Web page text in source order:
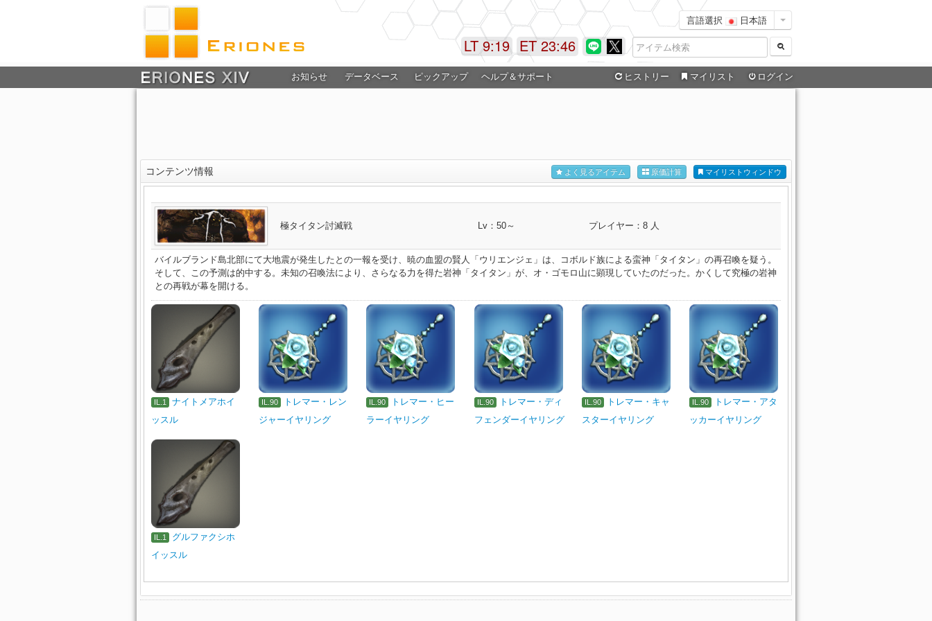
言語選択 日本語
ET 23:46
LT 9:19
お知らせ データベース ピックアップ ヘルプ＆サポート ヒストリー マイリスト ログイン
コンテンツ情報 マイリストウィンドウ
原価計算
よく見るアイテム
極タイタン討滅戦 Lv：50～ プレイヤー：8 人
バイルブランド島北部にて大地震が発生したとの一報を受け、暁の血盟の賢人「ウリエンジェ」は、コボルド族による蛮神「タイタン」の再召喚を疑う。
そして、この予測は的中する。未知の召喚法により、さらなる力を得た岩神「タイタン」が、オ・ゴモロ山に顕現していたのだった。かくして究極の岩神
との再戦が幕を開ける。
IL.1
ナイトメアホイ
ッスル
IL.90
トレマー・レン
ジャーイヤリング
IL.90
トレマー・ヒー
ラーイヤリング
IL.90
トレマー・ディ
フェンダーイヤリング
IL.90
トレマー・キャ
スターイヤリング
IL.90
トレマー・アタ
ッカーイヤリング
IL.1
グルファクシホ
イッスル